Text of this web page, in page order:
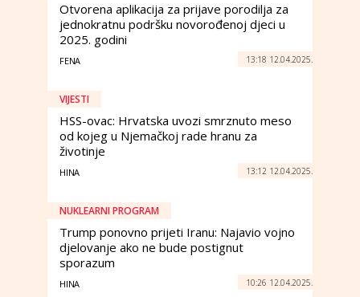
Otvorena aplikacija za prijave porodilja za
jednokratnu podršku novorođenoj djeci u
2025. godini
FENA 13:18 12.04.2025.
VIJESTI
HSS-ovac: Hrvatska uvozi smrznuto meso
od kojeg u Njemačkoj rade hranu za
životinje
HINA 13:12 12.04.2025.
NUKLEARNI PROGRAM
Trump ponovno prijeti Iranu: Najavio vojno
djelovanje ako ne bude postignut
sporazum
HINA 10:26 12.04.2025.